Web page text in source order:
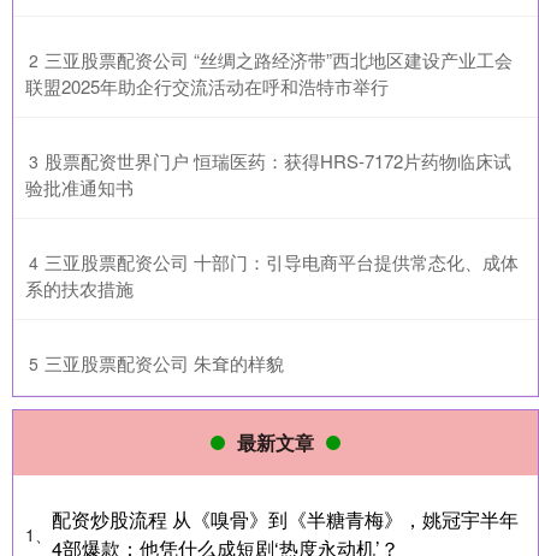
2 ​三亚股票配资公司 “丝绸之路经济带”西北地区建设产业工会
联盟2025年助企行交流活动在呼和浩特市举行
3 ​股票配资世界门户 恒瑞医药：获得HRS-7172片药物临床试
验批准通知书
4 ​三亚股票配资公司 十部门：引导电商平台提供常态化、成体
系的扶农措施
5 ​三亚股票配资公司 朱耷的样貌
最新文章
1、
配资炒股流程 从《嗅骨》到《半糖青梅》，姚冠宇半年
4部爆款：他凭什么成短剧‘热度永动机’？